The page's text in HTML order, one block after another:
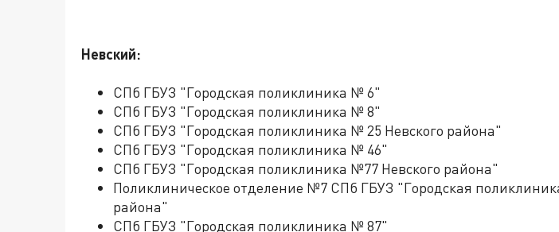
Невский:
СПб ГБУЗ "Городская поликлиника № 6"
СПб ГБУЗ "Городская поликлиника № 8"
СПб ГБУЗ "Городская поликлиника № 25 Невского района"
СПб ГБУЗ "Городская поликлиника № 46"
СПб ГБУЗ "Городская поликлиника №77 Невского района"
Поликлиническое отделение №7 СПб ГБУЗ "Городская
района"
СПб ГБУЗ "Городская поликлиника № 87"